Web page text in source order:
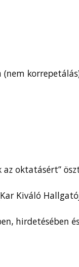
(nem
oktatásért”
Kiváló
hirdetésében